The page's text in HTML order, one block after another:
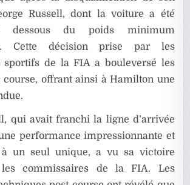
Russell, dont la voiture a été
dessous du poids minimum
Cette décision prise par les
sportifs de la FIA a bouleversé les
course, offrant ainsi à Hamilton une
qui avait franchi la ligne d’arrivée
performance impressionnante et
à un seul unique, a vu sa victoire
commissaires de la FIA. Les